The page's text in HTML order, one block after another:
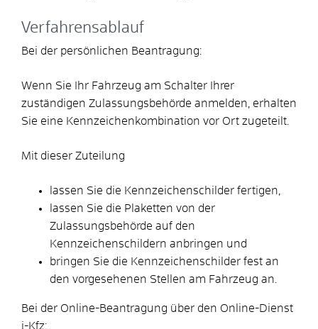
Verfahrensablauf
Bei der persönlichen Beantragung:
Wenn Sie Ihr Fahrzeug am Schalter Ihrer
zuständigen Zulassungsbehörde anmelden, erhalten
Sie eine Kennzeichenkombination vor Ort zugeteilt.
Mit dieser Zuteilung
lassen Sie die Kennzeichenschilder fertigen,
lassen Sie die Plaketten von der
Zulassungsbehörde auf den
Kennzeichenschildern anbringen und
bringen Sie die Kennzeichenschilder fest an
den vorgesehenen Stellen am Fahrzeug an.
Bei der Online-Beantragung über den Online-Dienst
i-Kfz: